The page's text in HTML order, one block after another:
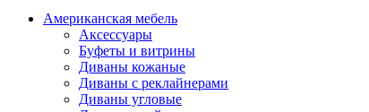
Американская мебель
Аксессуары
Буфеты и витрины
Диваны кожаные
Диваны с реклайнерами
Диваны угловые